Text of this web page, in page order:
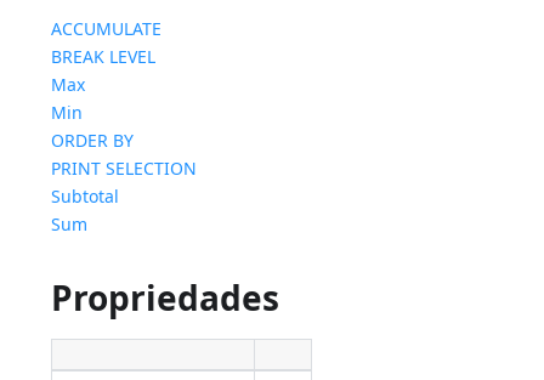
ACCUMULATE
BREAK LEVEL
Max
Min
ORDER BY
PRINT SELECTION
Subtotal
Sum
Propriedades